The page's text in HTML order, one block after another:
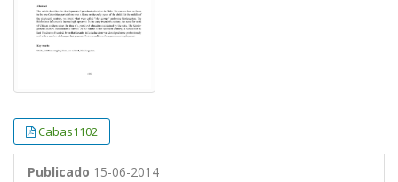
Cabas1102
Publicado 15-06-2014